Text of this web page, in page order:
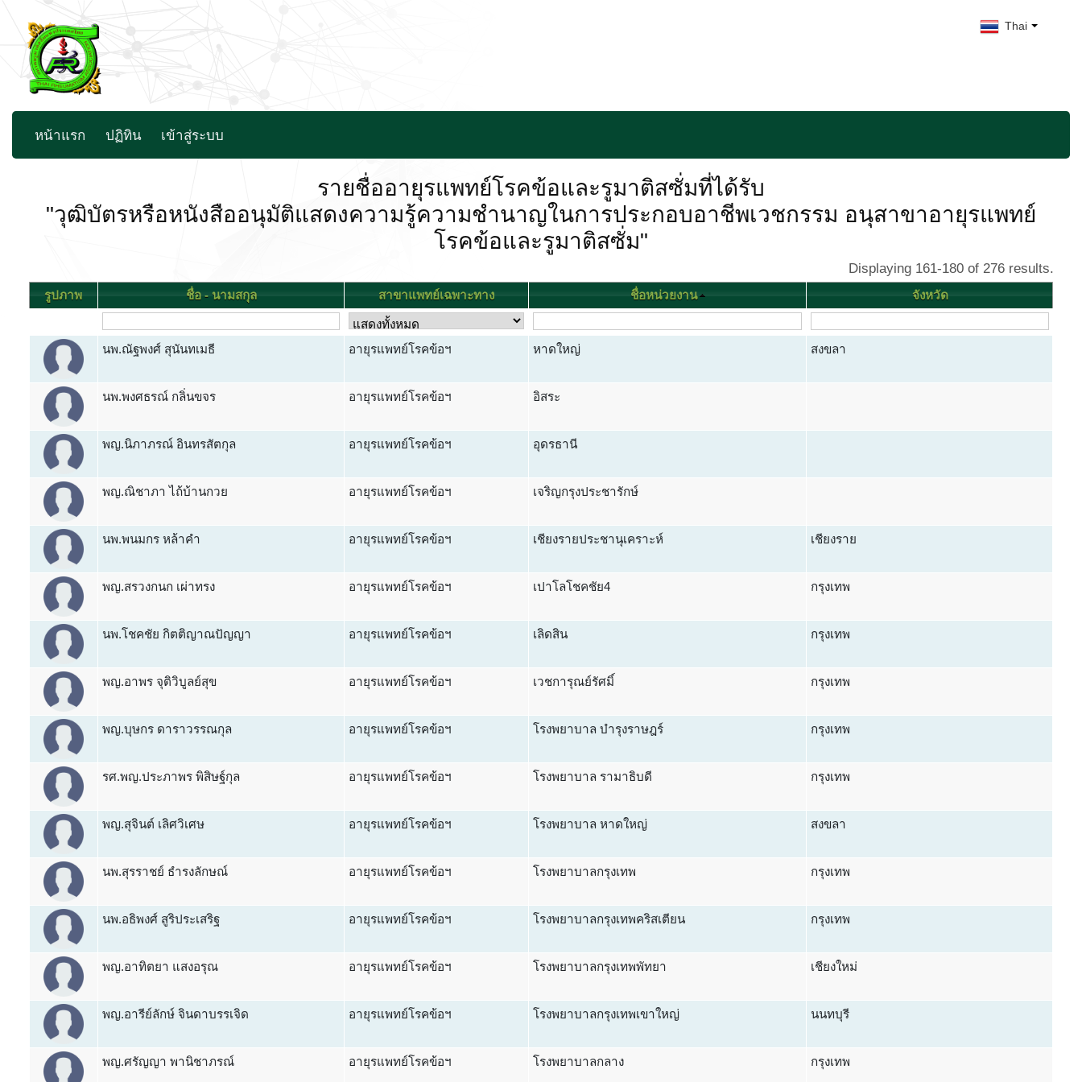
Thai
หน้าแรก ปฏิทิน เข้าสู่ระบบ
รายชื่ออายุรแพทย์โรคข้อและรูมาติสซั่มที่ได้รับ
"วุฒิบัตรหรือหนังสืออนุมัติแสดงความรู้ความชำนาญในการประกอบอาชีพเวชกรรม อนุสาขาอายุรแพทย์
โรคข้อและรูมาติสซั่ม"
Displaying 161-180 of 276 results.
รูปภาพ ชื่อ - นามสกุล สาขาแพทย์เฉพาะทาง ชื่อหน่วยงาน จังหวัด
นพ.ณัฐพงศ์ สุนันทเมธี อายุรแพทย์โรคข้อฯ หาดใหญ่ สงขลา
นพ.พงศธรณ์ กลิ่นขจร อายุรแพทย์โรคข้อฯ อิสระ
พญ.นิภาภรณ์ อินทรสัตกุล อายุรแพทย์โรคข้อฯ อุดรธานี
พญ.ณิชาภา ไถ้บ้านกวย อายุรแพทย์โรคข้อฯ เจริญกรุงประชารักษ์
นพ.พนมกร หล้าคำ อายุรแพทย์โรคข้อฯ เชียงรายประชานุเคราะห์ เชียงราย
พญ.สรวงกนก เผ่าทรง อายุรแพทย์โรคข้อฯ เปาโลโชคชัย4 กรุงเทพ
นพ.โชคชัย กิตติญาณปัญญา อายุรแพทย์โรคข้อฯ เลิดสิน กรุงเทพ
พญ.อาพร จุติวิบูลย์สุข อายุรแพทย์โรคข้อฯ เวชการุณย์รัศมิ์ กรุงเทพ
พญ.บุษกร ดาราวรรณกุล อายุรแพทย์โรคข้อฯ โรงพยาบาล บำรุงราษฎร์ กรุงเทพ
รศ.พญ.ประภาพร พิสิษฐ์กุล อายุรแพทย์โรคข้อฯ โรงพยาบาล รามาธิบดี กรุงเทพ
พญ.สุจินต์ เลิศวิเศษ อายุรแพทย์โรคข้อฯ โรงพยาบาล หาดใหญ่ สงขลา
นพ.สุรราชย์ ธำรงลักษณ์ อายุรแพทย์โรคข้อฯ โรงพยาบาลกรุงเทพ กรุงเทพ
นพ.อธิพงศ์ สูริประเสริฐ อายุรแพทย์โรคข้อฯ โรงพยาบาลกรุงเทพคริสเตียน กรุงเทพ
พญ.อาทิตยา แสงอรุณ อายุรแพทย์โรคข้อฯ โรงพยาบาลกรุงเทพพัทยา เชียงใหม่
พญ.อารีย์ลักษ์ จินดาบรรเจิด อายุรแพทย์โรคข้อฯ โรงพยาบาลกรุงเทพเขาใหญ่ นนทบุรี
พญ.ศรัญญา พานิชาภรณ์ อายุรแพทย์โรคข้อฯ โรงพยาบาลกลาง กรุงเทพ